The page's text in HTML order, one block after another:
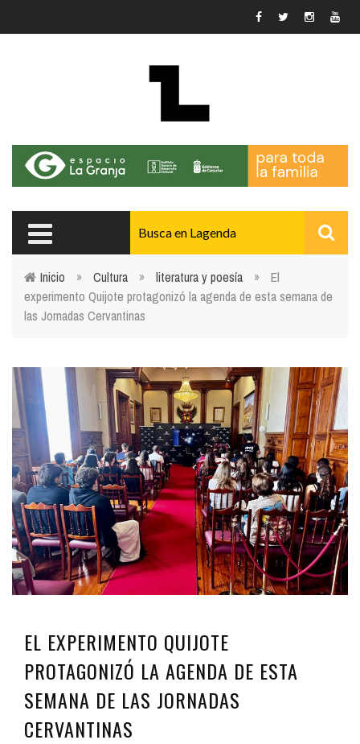
Usted está aquí
Inicio » Cultura » literatura y poesía »
El
experimento Quijote protagonizó la agenda de esta semana de
las Jornadas Cervantinas
EL EXPERIMENTO QUIJOTE
PROTAGONIZÓ LA AGENDA DE ESTA
SEMANA DE LAS JORNADAS
CERVANTINAS